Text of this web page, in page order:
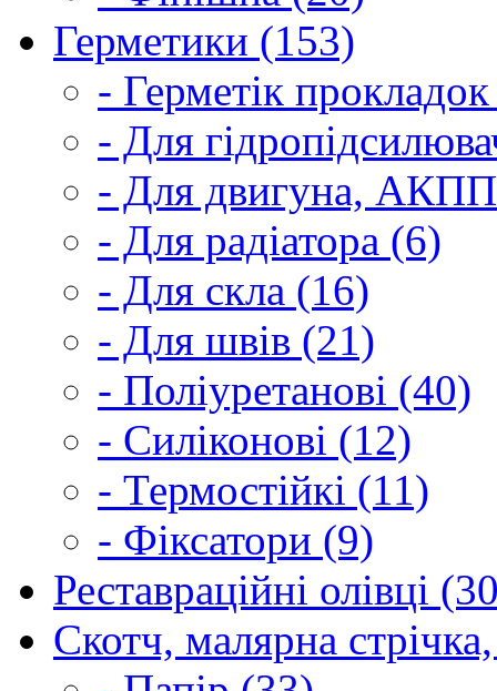
Герметики (153)
- Герметік
- Для
- Для двигуна,
- Для радіатора (6)
- Для скла (16)
- Для швів (21)
- Поліуретанові (40)
- Силіконові (12)
- Термостійкі (11)
- Фіксатори (9)
Реставраційні олівці
Скотч, малярна